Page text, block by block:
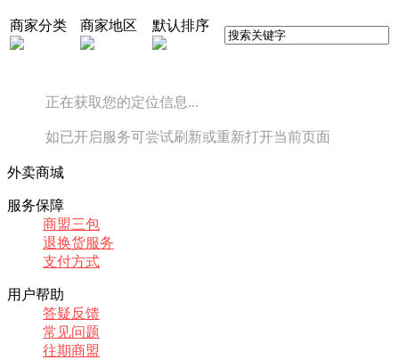
商家分类 商家地区 默认排序
正在获取您的定位信息...
如已开启服务可尝试刷新或重新打开当前页面
外卖商城
服务保障
商盟三包
退换货服务
支付方式
用户帮助
答疑反馈
常见问题
往期商盟